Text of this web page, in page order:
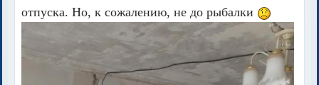
отпуска. Но, к сожалению, не до рыбалки